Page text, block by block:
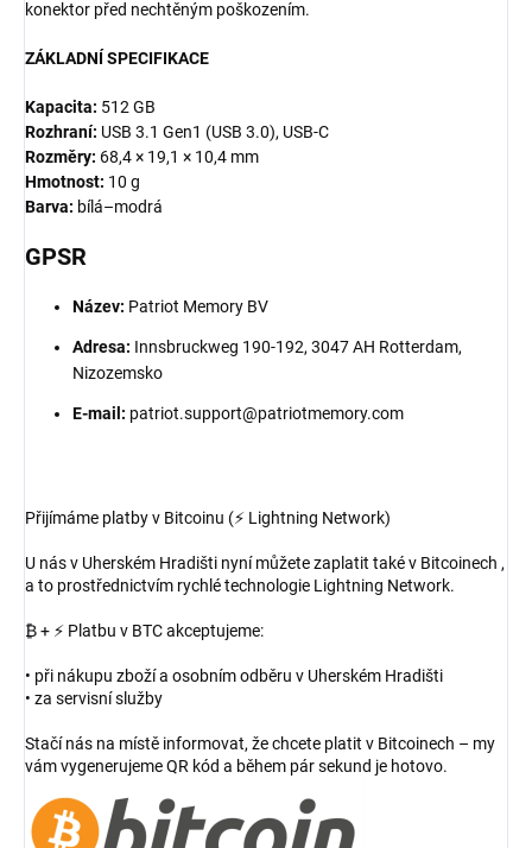
konektor před nechtěným poškozením.
ZÁKLADNÍ SPECIFIKACE
Kapacita: 512 GB
Rozhraní: USB 3.1 Gen1 (USB 3.0), USB-C
Rozměry: 68,4 × 19,1 × 10,4 mm
Hmotnost: 10 g
Barva: bílá–modrá
GPSR
Název: Patriot Memory BV
Adresa: Innsbruckweg 190-192, 3047 AH Rotterdam,
Nizozemsko
E-mail: patriot.support@patriotmemory.com
Přijímáme platby v Bitcoinu (⚡ Lightning Network)
U nás v Uherském Hradišti nyní můžete zaplatit také v Bitcoinech ,
a to prostřednictvím rychlé technologie Lightning Network.
₿ + ⚡ Platbu v BTC akceptujeme:
• při nákupu zboží a osobním odběru v Uherském Hradišti
• za servisní služby
Stačí nás na místě informovat, že chcete platit v Bitcoinech – my
vám vygenerujeme QR kód a během pár sekund je hotovo.